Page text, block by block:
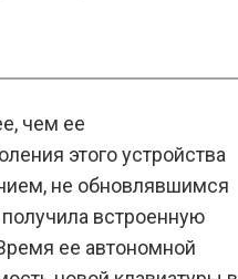
чем ее
этого устройства
не обновлявшимся
встроенную
ее автономной